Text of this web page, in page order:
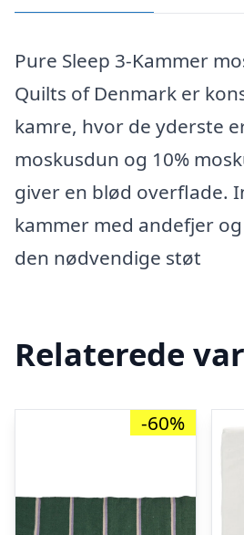
Pure Sleep 3-Kammer
Quilts of Denmark er
kamre, hvor de yderste
moskusdun og 10%
giver en blød overflade.
kammer med andefjer
den nødvendige støt
Relaterede
-60%